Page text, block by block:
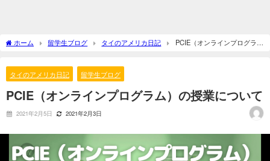
ホーム 留学生ブログ タイのアメリカ日記
PCIE（オンラインプログラ
タイのアメリカ日記 留学生ブログ
PCIE（オンラインプログラム）の授業について
2021年2月5日 2021年2月3日